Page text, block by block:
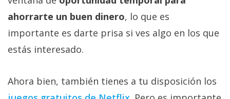
ahorrarte un buen dinero, lo que es
importante es darte prisa si ves algo en los que
estás interesado.
Ahora bien, también tienes a tu disposición los